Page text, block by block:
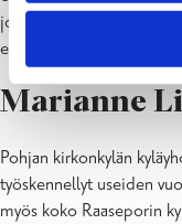
joulukalenterin. Tämän
erilaisten projektien
Marianne
Pohjan kirkonkylän
työskennellyt useiden
myös koko Raaseporin